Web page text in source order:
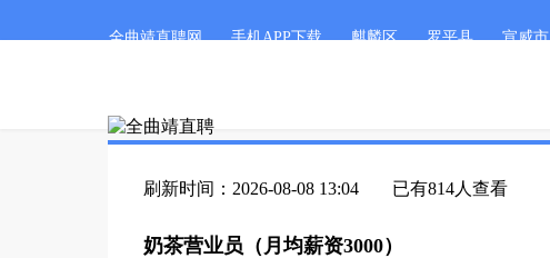
全曲靖直聘网 手机APP下载 麒麟区 罗平县 宣威市
刷新时间：2026-08-08 13:04
已有814人查看
奶茶营业员（月均薪资3000）